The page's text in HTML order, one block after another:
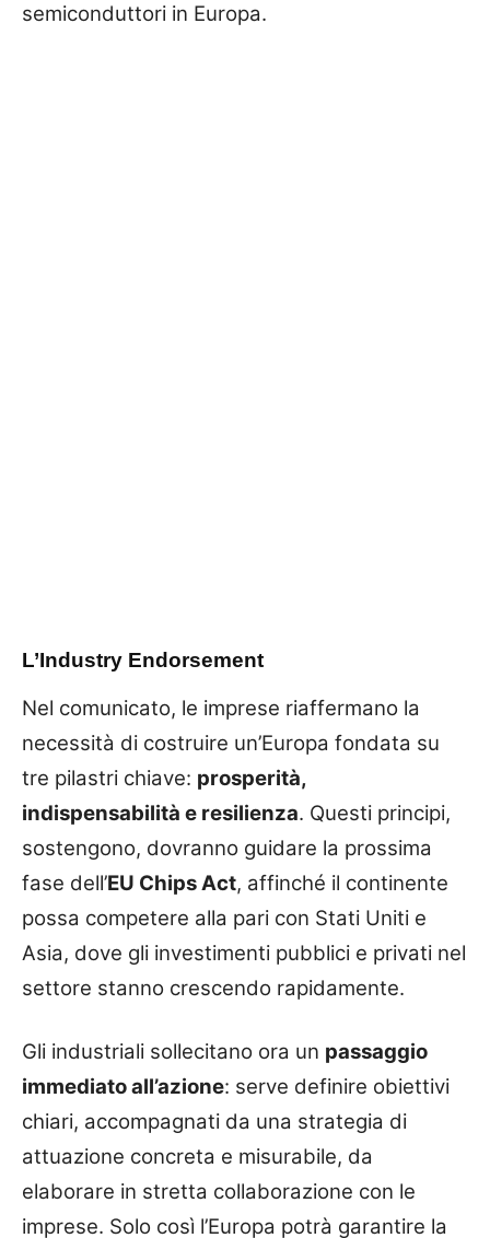
semiconduttori in Europa.
L’Industry Endorsement
Nel comunicato, le imprese riaffermano la
necessità di costruire un’Europa fondata su
tre pilastri chiave: prosperità,
indispensabilità e resilienza. Questi principi,
sostengono, dovranno guidare la prossima
fase dell’EU Chips Act, affinché il continente
possa competere alla pari con Stati Uniti e
Asia, dove gli investimenti pubblici e privati nel
settore stanno crescendo rapidamente.
Gli industriali sollecitano ora un passaggio
immediato all’azione: serve definire obiettivi
chiari, accompagnati da una strategia di
attuazione concreta e misurabile, da
elaborare in stretta collaborazione con le
imprese. Solo così l’Europa potrà garantire la